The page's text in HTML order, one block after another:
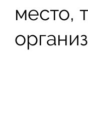
место,